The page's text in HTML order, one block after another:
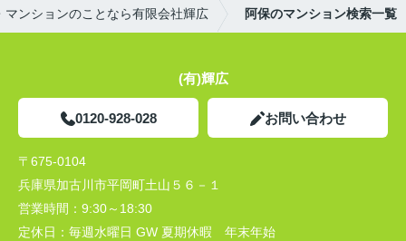
ンションのことなら有限会社輝広 阿保のマンション検索一覧
(有)輝広
0120-928-028 お問い合わせ
〒675-0104
兵庫県加古川市平岡町土山５６－１
営業時間： 9:30～18:30
定休日： 毎週水曜日 GW 夏期休暇 年末年始